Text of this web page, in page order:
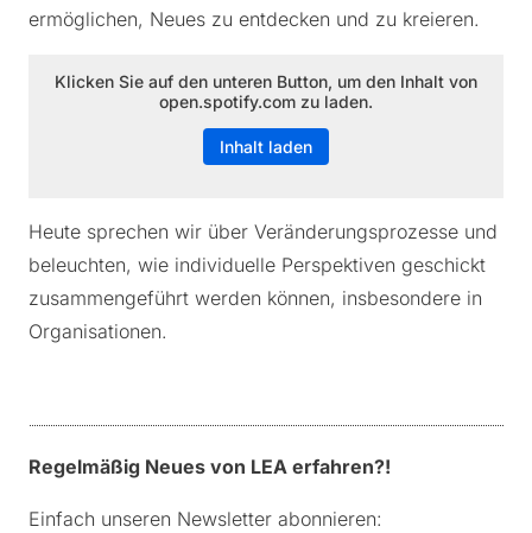
ermöglichen, Neues zu entdecken und zu kreieren.
Klicken Sie auf den unteren Button, um den Inhalt von
open.spotify.com zu laden.
Inhalt laden
Heute sprechen wir über Veränderungsprozesse und
beleuchten, wie individuelle Perspektiven geschickt
zusammengeführt werden können, insbesondere in
Organisationen.
Regelmäßig Neues von LEA erfahren?!
Einfach unseren Newsletter abonnieren: